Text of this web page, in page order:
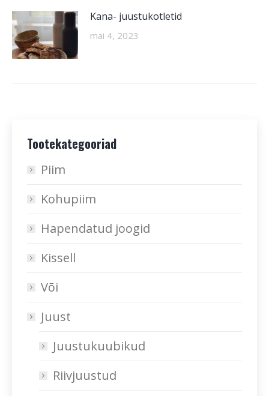
Kana- juustukotletid
mai 4, 2023
Tootekategooriad
Piim
Kohupiim
Hapendatud joogid
Kissell
Või
Juust
Juustukuubikud
Riivjuustud